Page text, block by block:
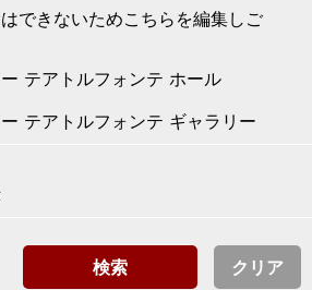
できないためこちらを編集しご
テアトルフォンテ ホール
テアトルフォンテ ギャラリー
検索 クリア